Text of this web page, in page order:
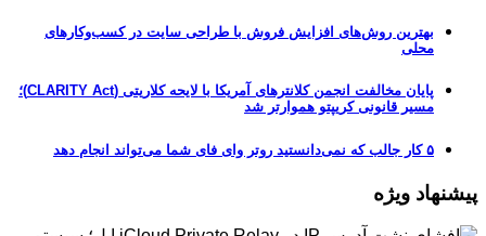
بهترین روش‌های افزایش فروش با طراحی سایت در کسب‌وکارهای
محلی
پایان مخالفت انجمن کلانترهای آمریکا با لایحه کلاریتی (CLARITY Act)؛
مسیر قانونی کریپتو هموارتر شد
۵ کار جالب که نمی‌دانستید روتر وای فای شما می‌تواند انجام دهد
پیشنهاد ویژه